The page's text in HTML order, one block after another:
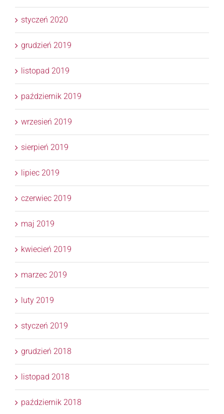
styczeń 2020
grudzień 2019
listopad 2019
październik 2019
wrzesień 2019
sierpień 2019
lipiec 2019
czerwiec 2019
maj 2019
kwiecień 2019
marzec 2019
luty 2019
styczeń 2019
grudzień 2018
listopad 2018
październik 2018